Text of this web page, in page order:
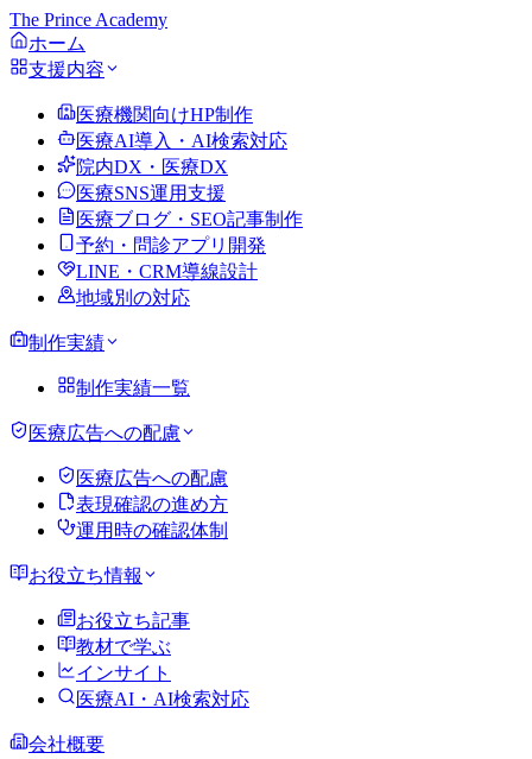
The Prince Academy
ホーム
支援内容
医療機関向けHP制作
医療AI導入・AI検索対応
院内DX・医療DX
医療SNS運用支援
医療ブログ・SEO記事制作
予約・問診アプリ開発
LINE・CRM導線設計
地域別の対応
制作実績
制作実績一覧
医療広告への配慮
医療広告への配慮
表現確認の進め方
運用時の確認体制
お役立ち情報
お役立ち記事
教材で学ぶ
インサイト
医療AI・AI検索対応
会社概要